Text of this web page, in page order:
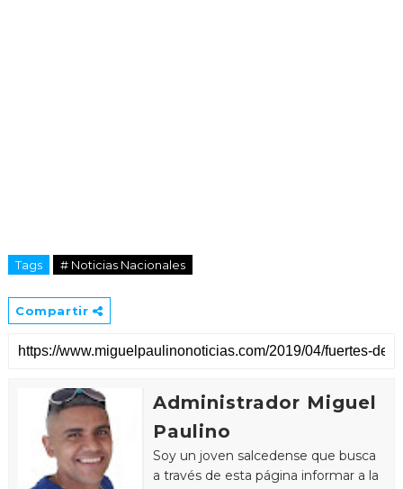
Tags # Noticias Nacionales
Compartir
Administrador Miguel
Paulino
Soy un joven salcedense que busca
a través de esta página informar a la